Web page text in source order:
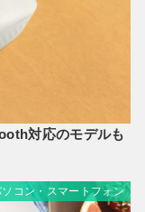
対応のモデルも
ソコン・スマートフォン